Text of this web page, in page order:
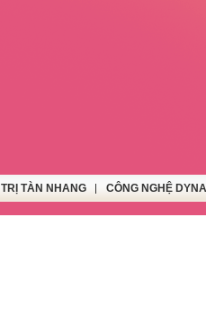
TRỊ TÀN NHANG CÔNG NGHỆ